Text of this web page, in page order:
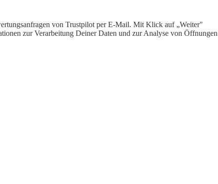
von Trustpilot per E-Mail. Mit Klick auf „Weiter"
zur Verarbeitung Deiner Daten und zur Analyse von Öffnungen